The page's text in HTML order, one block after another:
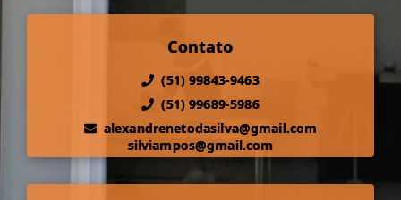
Contato
(51) 99843-9463
(51) 99689-5986
alexandrenetodasilva@gmail.com
silviampos@gmail.com